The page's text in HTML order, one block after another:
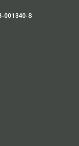
001340-S